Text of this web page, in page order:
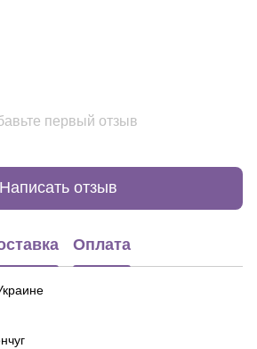
первый отзыв
Написать отзыв
Оплата